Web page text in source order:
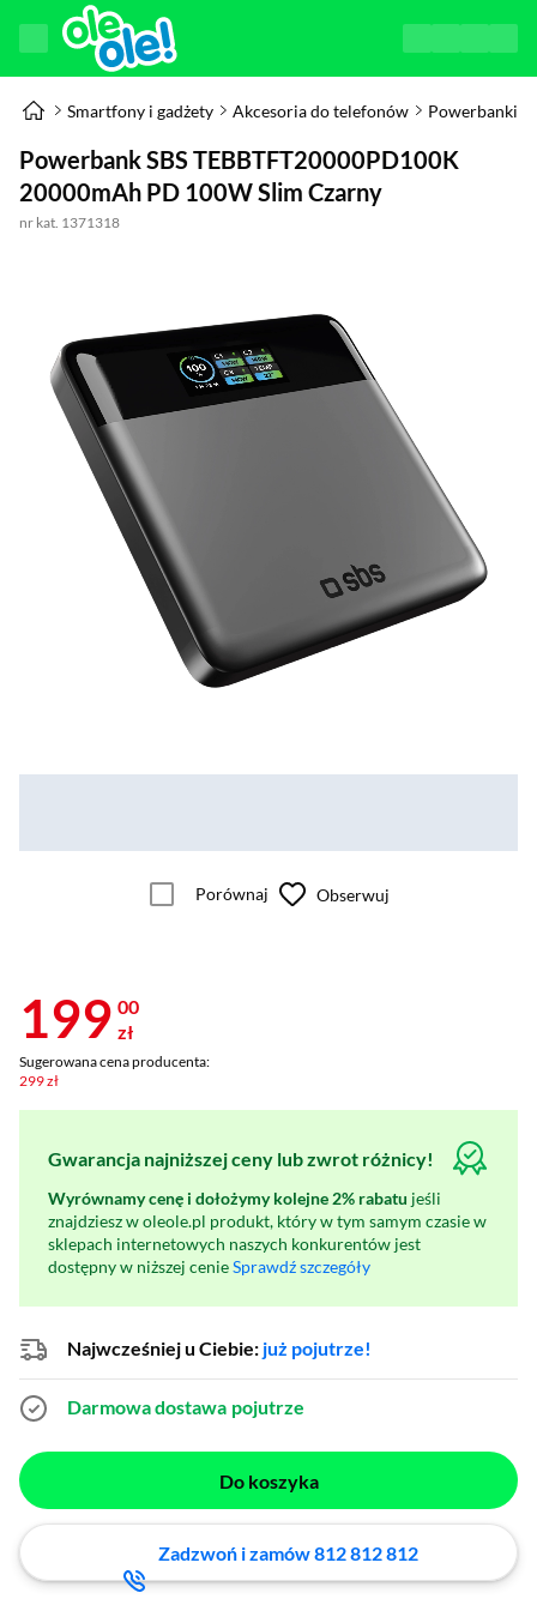
Smartfony i gadżety Akcesoria do telefonów Powerbanki
Powerbank SBS TEBBTFT20000PD100K
20000mAh PD 100W Slim Czarny
nr kat. 1371318
Porównaj Obserwuj
199 00
zł
Sugerowana cena producenta:
299 zł
Gwarancja najniższej ceny lub zwrot różnicy!
Wyrównamy cenę i dołożymy kolejne 2% rabatu jeśli
znajdziesz w oleole.pl produkt, który w tym samym czasie w
sklepach internetowych naszych konkurentów jest
dostępny w niższej cenieSprawdź szczegóły
Najwcześniej u Ciebie: już pojutrze!
Darmowa dostawa pojutrze
Do koszyka
Zadzwoń i zamów 812 812 812